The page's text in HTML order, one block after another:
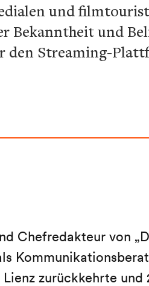
und
Bekanntheit und
den Streaming-
Chefredakteur von
zurückkehrte und